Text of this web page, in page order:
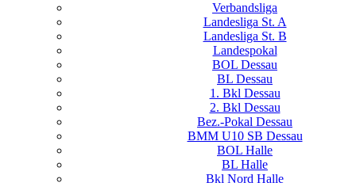
Verbandsliga
Landesliga St. A
Landesliga St. B
Landespokal
BOL Dessau
BL Dessau
1. Bkl Dessau
2. Bkl Dessau
Bez.-Pokal Dessau
BMM U10 SB Dessau
BOL Halle
BL Halle
Bkl Nord Halle